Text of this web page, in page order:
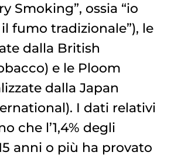
Smoking”, ossia “io
fumo tradizionale”), le
dalla British
e le Ploom
dalla Japan
I dati relativi
che l’1,4% degli
anni o più ha provato